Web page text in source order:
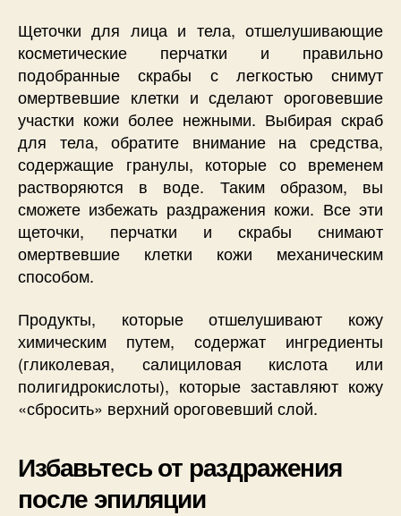
Щеточки для лица и тела, отшелушивающие
косметические перчатки и правильно
подобранные скрабы с легкостью снимут
омертвевшие клетки и сделают ороговевшие
участки кожи более нежными. Выбирая скраб
для тела, обратите внимание на средства,
содержащие гранулы, которые со временем
растворяются в воде. Таким образом, вы
сможете избежать раздражения кожи. Все эти
щеточки, перчатки и скрабы снимают
омертвевшие клетки кожи механическим
способом.
Продукты, которые отшелушивают кожу
химическим путем, содержат ингредиенты
(гликолевая, салициловая кислота или
полигидрокислоты), которые заставляют кожу
«сбросить» верхний ороговевший слой.
Избавьтесь от раздражения
после эпиляции